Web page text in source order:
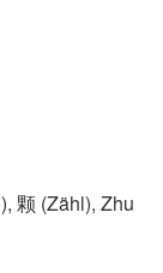
颗 (Zähl)​, Zhu